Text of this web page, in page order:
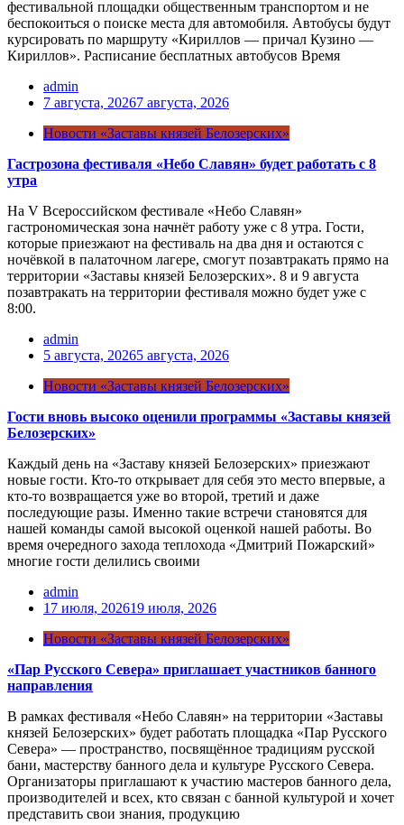
фестивальной площадки общественным транспортом и не
беспокоиться о поиске места для автомобиля. Автобусы будут
курсировать по маршруту «Кириллов — причал Кузино —
Кириллов». Расписание бесплатных автобусов Время
admin
7 августа, 20267 августа, 2026
Новости «Заставы князей Белозерских»
Гастрозона фестиваля «Небо Славян» будет работать с 8
утра
На V Всероссийском фестивале «Небо Славян»
гастрономическая зона начнёт работу уже с 8 утра. Гости,
которые приезжают на фестиваль на два дня и остаются с
ночёвкой в палаточном лагере, смогут позавтракать прямо на
территории «Заставы князей Белозерских». 8 и 9 августа
позавтракать на территории фестиваля можно будет уже с
8:00.
admin
5 августа, 20265 августа, 2026
Новости «Заставы князей Белозерских»
Гости вновь высоко оценили программы «Заставы князей
Белозерских»
Каждый день на «Заставу князей Белозерских» приезжают
новые гости. Кто-то открывает для себя это место впервые, а
кто-то возвращается уже во второй, третий и даже
последующие разы. Именно такие встречи становятся для
нашей команды самой высокой оценкой нашей работы. Во
время очередного захода теплохода «Дмитрий Пожарский»
многие гости делились своими
admin
17 июля, 202619 июля, 2026
Новости «Заставы князей Белозерских»
«Пар Русского Севера» приглашает участников банного
направления
В рамках фестиваля «Небо Славян» на территории «Заставы
князей Белозерских» будет работать площадка «Пар Русского
Севера» — пространство, посвящённое традициям русской
бани, мастерству банного дела и культуре Русского Севера.
Организаторы приглашают к участию мастеров банного дела,
производителей и всех, кто связан с банной культурой и хочет
представить свои знания, продукцию